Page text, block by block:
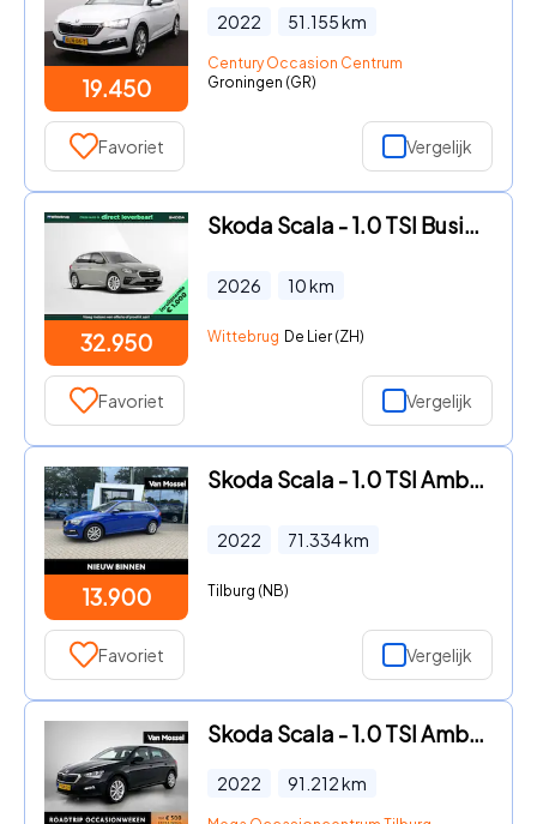
19.450
2022 51.155km
Century Occasion Centrum
Groningen (GR)
Favoriet Vergelijk
32.950
Skoda Scala - 1.0 TSI Business Edition / Image Pakket / Travel Assist
2026 10km
Wittebrug De Lier (ZH)
Favoriet Vergelijk
13.900
Skoda Scala - 1.0 TSI Ambition | WORDT VERWACHT | APPLE CARPLAY - ANDROID
2022 71.334km
Tilburg (NB)
Favoriet Vergelijk
Skoda Scala - 1.0 TSI Ambition | APPLE CARPLAY | PARKEENSENSOREN | AIRCO |
2022 91.212km